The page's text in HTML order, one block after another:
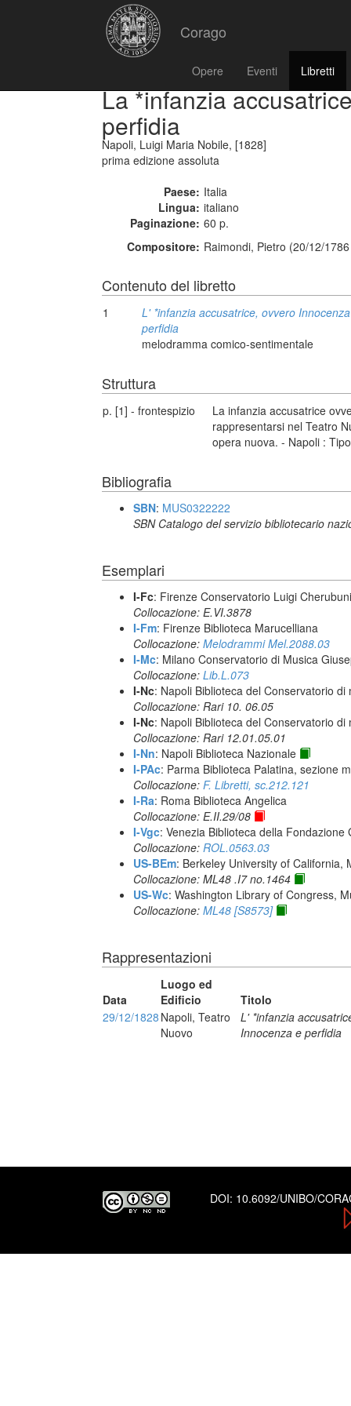
Corago
Opere Eventi Libretti
La *infanzia
perfidia
Napoli, Luigi Maria Nobile, [1828]
prima edizione assoluta
Paese: Italia
Lingua: italiano
Paginazione: 60 p.
Compositore: Raimondi, Pietro (20/12/
Contenuto del libretto
1
L' *infanzia accusatrice, ovvero
perfidia
melodramma comico-sentimentale
Struttura
p. [1] - frontespizio
La infanzia accusatrice
rappresentarsi nel Teatro
opera nuova. - Napoli :
Bibliografia
SBN: MUS0322222
SBN Catalogo del servizio bibliotecario
Esemplari
I-Fc: Firenze Conservatorio Luigi Cherubuni
Collocazione: E.VI.3878
I-Fm: Firenze Biblioteca Marucelliana
Collocazione: Melodrammi Mel.2088.03
I-Mc: Milano Conservatorio di Musica
Collocazione: Lib.L.073
I-Nc: Napoli Biblioteca del Conservatorio
Collocazione: Rari 10. 06.05
I-Nc: Napoli Biblioteca del Conservatorio
Collocazione: Rari 12.01.05.01
I-Nn: Napoli Biblioteca Nazionale
I-PAc: Parma Biblioteca Palatina, sezione
Collocazione: F. Libretti, sc.212.121
I-Ra: Roma Biblioteca Angelica
Collocazione: E.II.29/08
I-Vgc: Venezia Biblioteca della Fondazione
Collocazione: ROL.0563.03
US-BEm: Berkeley University of California,
Collocazione: ML48 .I7 no.1464
US-Wc: Washington Library of Congress,
Collocazione: ML48 [S8573]
Rappresentazioni
Data
Luogo ed
Edificio
Titolo
29/12/1828 Napoli, Teatro
Nuovo
L' *infanzia
Innocenza e perfidia
DOI: 10.6092/UNIBO/